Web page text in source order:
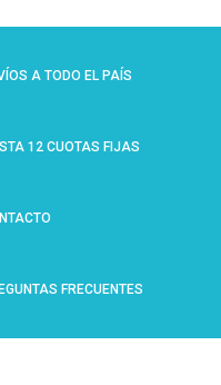
A TODO EL PAÍS
12 CUOTAS FIJAS
FRECUENTES